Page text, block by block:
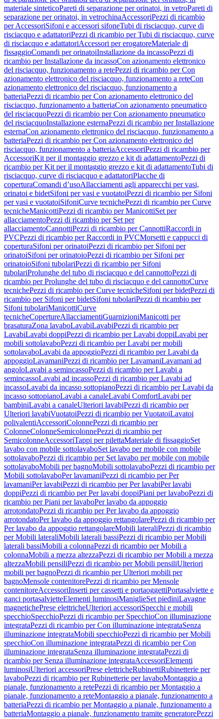
materiale sinteticoPareti di separazione per orinatoi, in vetroPareti di
separazione per orinatoi, in vetrochinaAccessoriPezzi di ricambio
per AccessoriSifoni e accessori sifoneTubi di risciacquo, curve di
risciacquo e adattatoriPezzi di ricambio per Tubi di risciacquo, curve
di risciacquo e adattatoriAccessori per erogatoreMateriale di
fissaggioComandi per orinatoiInstallazione da incassoPezzi di
ricambio per Installazione da incassoCon azionamento elettronico
del risciacquo, funzionamento a retePezzi di ricambio per Con
azionamento elettronico del risciacquo, funzionamento a reteCon
azionamento elettronico del risciacquo, funzionamento a
batteriaPezzi di ricambio per Con azionamento elettronico del
risciacquo, funzionamento a batteriaCon azionamento pneumatico
del risciacquoPezzi di ricambio per Con azionamento pneumatico
del risciacquoInstallazione esternaPezzi di ricambio per Installazione
esternaCon azionamento elettronico del risciacquo, funzionamento a
batteriaPezzi di ricambio per Con azionamento elettronico del
risciacquo, funzionamento a batteriaAccessoriPezzi di ricambio per
AccessoriKit per il montaggio grezzo e kit di adattamentoPezzi di
ricambio per Kit per il montaggio grezzo e kit di adattamentoTubi di
risciacquo, curve di risciacquo e adattatoriPlacche di
coperturaComandi d’usoAllacciamenti agli apparecchi per vasi,
orinatoi e bidetSifoni per vasi e vuotatoiPezzi di ricambio per Sifoni
per vasi e vuotatoiSifoniCurve tecnichePezzi di ricambio per Curve
tecnicheManicottiPezzi di ricambio per ManicottiSet per
allacciamentoPezzi di ricambio per Set per
allacciamentoCannottiPezzi di ricambio per CannottiRaccordi in
PVCPezzi di ricambio per Raccordi in PVCMorsetti e cappucci di
coperturaSifoni per orinatoiPezzi di ricambio per Sifoni per
orinatoiSifoni per orinatoioPezzi di ricambio per Sifoni per
orinatoioSifoni tubolariPezzi di ricambio per Sifoni
tubolariProlunghe del tubo di risciacquo e del cannottoPezzi di
ricambio per Prolunghe del tubo di risciacquo e del cannottoCurve
tecnichePezzi di ricambio per Curve tecnicheSifoni per bidetPezzi di
ricambio per Sifoni per bidetSifoni tubolariPezzi di ricambio per
Sifoni tubolariManicottiCurve
tecnicheCopertureAllacciamentiGuarnizioniManicotti per
brasaturaZona lavaboLavabiLavabiPezzi di ricambio per
LavabiLavabi doppiPezzi di ricambio per Lavabi doppiLavabi per
mobili sottolavaboPezzi di ricambio per Lavabi per mobili
sottolavaboLavabi da appoggioPezzi di ricambio per Lavabi da
appoggioLavamaniPezzi di ricambio per LavamaniLavamani ad
angoloLavabi a semincassoPezzi di ricambio per Lavabi a
semincassoLavabi ad incassoPezzi di ricambio per Lavabi ad
incassoLavabi da incasso sottopianoPezzi di ricambio per Lavabi da
incasso sottopianoLavabi a canaleLavabi ComfortLavabi per
bambiniLavabi a canaleUlteriori lavabiPezzi di ricambio per
Ulteriori lavabiVuotatoiPezzi di ricambio per VuotatoiLavatoi
polivalentiAccessoriColonnePezzi di ricambio per
ColonneColonneSemicolonnePezzi di ricambio per
SemicolonneAccessoriTappi per pilettaMateriale di fissaggioSet
lavabo con mobile sottolavaboSet lavabo per mobile con mobile
sottolavaboPezzi di ricambio per Set lavabo per mobile con mobile
sottolavaboMobili per bagnoMobili sottolavaboPezzi di ricambio per
Mobili sottolavaboPer lavamaniPezzi di ricambio per Per
lavamaniPer lavabiPezzi di ricambio per Per lavabiPer lavabi
doppiPezzi di ricambio per Per lavabi doppiPiani per lavaboPezzi di
ricambio per Piani per lavaboPer lavabo da appoggio
arrotondatoPezzi di ricambio per Per lavabo da appoggio
arrotondatoPer lavabo da appoggio rettangolarePezzi di ricambio per
Per lavabo da appoggio rettangolareMobili lateraliPezzi di ricambio
per Mobili lateraliMobili laterali bassiPezzi di ricambio per Mobili
laterali bassiMobili a colonnaPezzi di ricambio per Mobili a
colonnaMobili a mezza altezzaPezzi di ricambio per Mobili a mezza
altezzaMobili pensiliPezzi di ricambio per Mobili pensiliUlteriori
mobili per bagnoPezzi di ricambio per Ulteriori mobili per
bagnoMensole contenitorePezzi di ricambio per Mensole
contenitoreAccessoriInserti per cassetti e portaoggettiPortasalviette e
ganci portasalvietteElementi luminosiManiglieSet piediniLavagne
magnetichePrese elettricheUlteriori accessoriSpecchi e mobili
specchioSpecchioPezzi di ricambio per SpecchioCon illuminazione
integrataPezzi di ricambio per Con illuminazione integrataSenza
illuminazione integrataMobili specchioPezzi di ricambio per Mobili
specchioCon illuminazione integrataPezzi di ricambio per Con
illuminazione integrataSenza illuminazione integrataPezzi di
ricambio per Senza illuminazione integrataAccessoriElementi
luminosiUlteriori accessoriPrese elettricheRubinettiRubinetterie per
lavaboPezzi di ricambio per Rubinetterie per lavaboMontaggio a
pianale, funzionamento a retePezzi di ricambio per Montaggio a
pianale, funzionamento a reteMontaggio a pianale, funzionamento a
batteriaPezzi di ricambio per Montaggio a pianale, funzionamento a
batteriaMontaggio a pianale, funzionamento tramite generatorePezzi